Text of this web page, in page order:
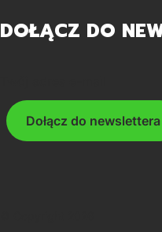
DOŁĄCZ DO
Dołącz do newslettera